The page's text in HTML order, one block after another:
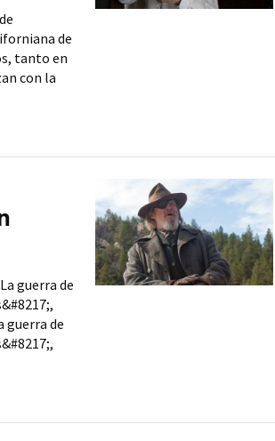
de
tanto en
con la
guerra de
guerra de